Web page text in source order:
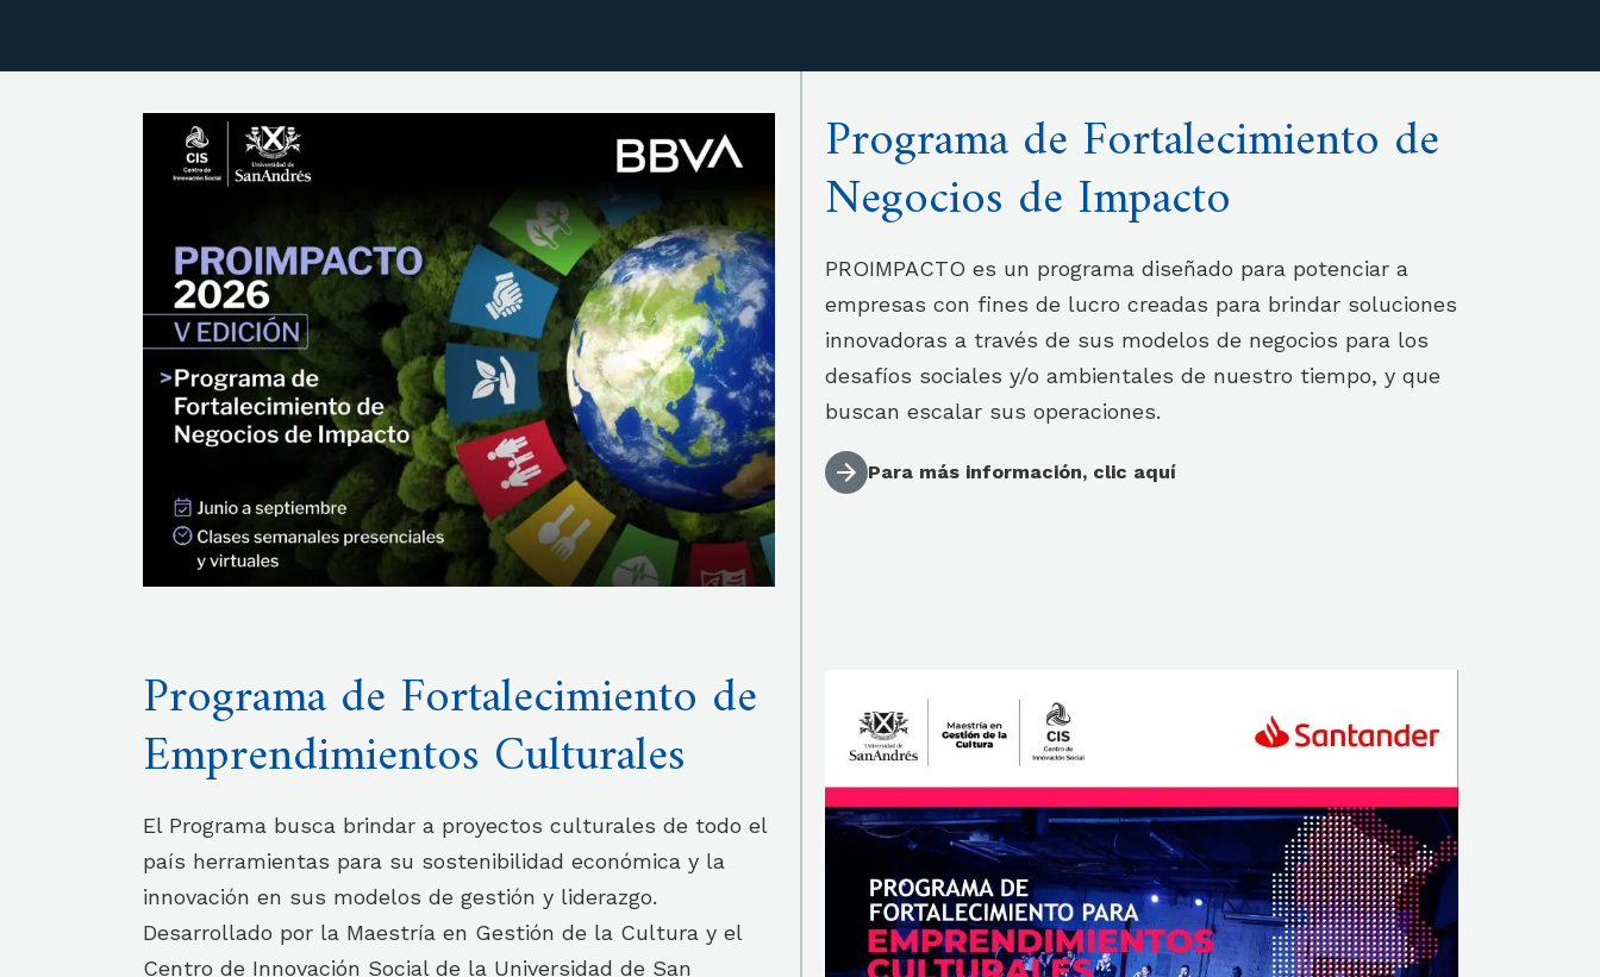
Programa de Fortalecimiento de
Negocios de Impacto
PROIMPACTO es un programa diseñado para potenciar a
empresas con fines de lucro creadas para brindar soluciones
innovadoras a través de sus modelos de negocios para los
desafíos sociales y/o ambientales de nuestro tiempo, y que
buscan escalar sus operaciones.
Para más información, clic aquí
Programa de Fortalecimiento de
Emprendimientos Culturales
El Programa busca brindar a proyectos culturales de todo el
país herramientas para su sostenibilidad económica y la
innovación en sus modelos de gestión y liderazgo.
Desarrollado por la Maestría en Gestión de la Cultura y el
Centro de Innovación Social de la Universidad de San